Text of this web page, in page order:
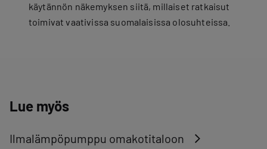
käytännön näkemyksen siitä, millaiset ratkaisut
toimivat vaativissa suomalaisissa olosuhteissa.
Lue myös
Ilmalämpöpumppu omakotitaloon